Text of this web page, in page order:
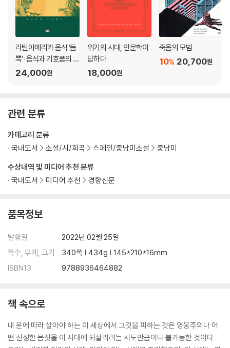
라틴아메리카 음식 ‘듬
뿍’: 음식과 기호품의 문
화사
24,000원
위기의 시대, 인문학이
답하다
18,000원
죽음의 모범
20,700원
10%
관련 분류
수상내역 및 미디어 추천 분류
국내도서
미디어 추천 경향신문
카테고리 분류
국내도서
소설/시/희곡 스페인/중남미소설 중남미
품목정보
발행일
2022년 02월 25일
쪽수, 무게, 크기
340쪽 | 434g | 145*210*16mm
ISBN13
9788936464882
책 속으로
내 운에 따라 살아야 하는 이 세상에서 그것을 피하는 것은 영웅주의나 어
떤 신성한 몸짓을 이 시대에 되살리려는 시도만큼이나 불가능한 것이다.